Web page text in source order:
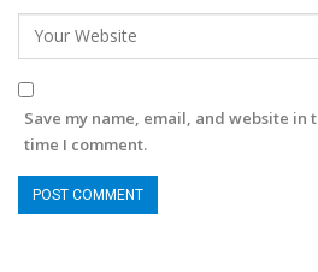
Save my name, email, and website
time I comment.